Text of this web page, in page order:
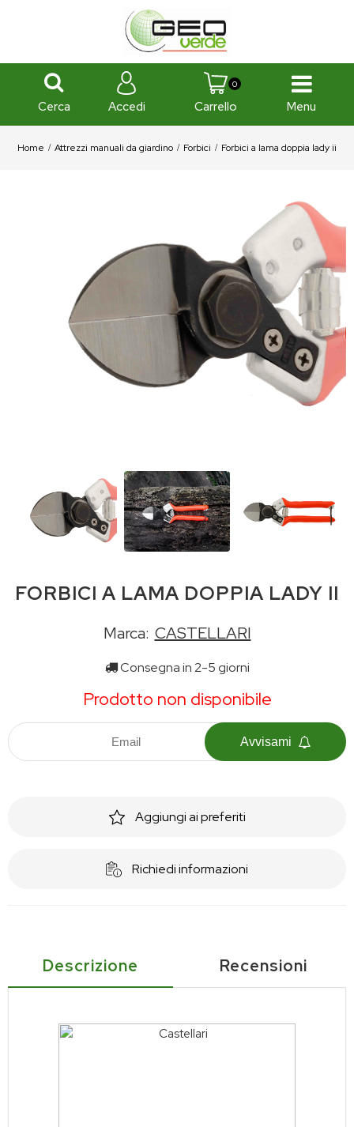
Cerca Accedi Carrello
0
Menu
Home Attrezzi manuali da giardino Forbici Forbici a lama doppia lady ii
FORBICI A LAMA DOPPIA LADY II
Marca: CASTELLARI
Consegna in 2-5 giorni
Prodotto non disponibile
Avvisami
Aggiungi ai preferiti
Richiedi informazioni
Descrizione Recensioni